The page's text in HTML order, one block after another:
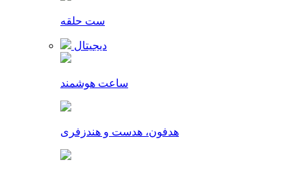
ست حلقه
دیجیتال
ساعت هوشمند
هدفون، هدست و هندزفری